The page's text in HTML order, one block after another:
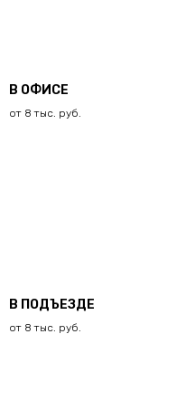
В ОФИСЕ
от 8 тыс. руб.
В ПОДЪЕЗДЕ
от 8 тыс. руб.